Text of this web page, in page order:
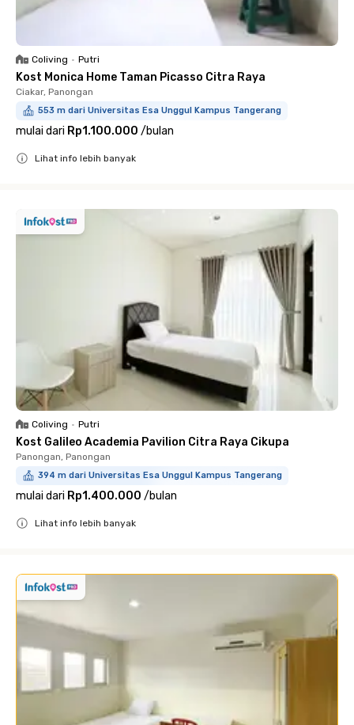
Coliving • Putri
Kost Monica Home Taman Picasso Citra Raya
Ciakar, Panongan
553 m dari Universitas Esa Unggul Kampus Tangerang
mulai dari Rp1.100.000 /bulan
Lihat info lebih banyak
Coliving • Putri
Kost Galileo Academia Pavilion Citra Raya Cikupa
Panongan, Panongan
394 m dari Universitas Esa Unggul Kampus Tangerang
mulai dari Rp1.400.000 /bulan
Lihat info lebih banyak